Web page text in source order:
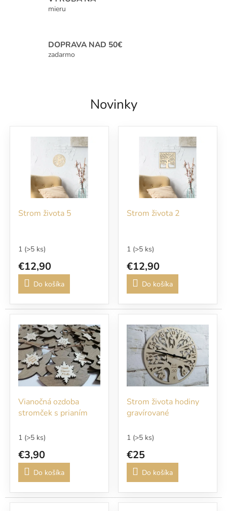
mieru
DOPRAVA NAD 50€
zadarmo
Novinky
Strom života 5
1 (>5 ks)
€12,90
Do košíka
Strom života 2
1 (>5 ks)
€12,90
Do košíka
Vianočná ozdoba
stromček s prianím
1 (>5 ks)
€3,90
Do košíka
Strom života hodiny
gravírované
1 (>5 ks)
€25
Do košíka